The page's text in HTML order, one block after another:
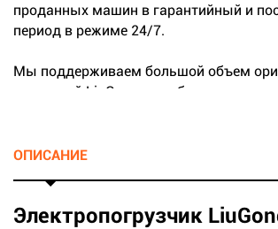
проданных машин в гарантийный и
период в режиме 24/7.
Мы поддерживаем большой объем
запчастей LiuGong на собственных
ОПИСАНИЕ
Электропогрузчик